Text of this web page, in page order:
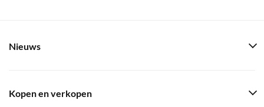
Nieuws
Kopen en verkopen